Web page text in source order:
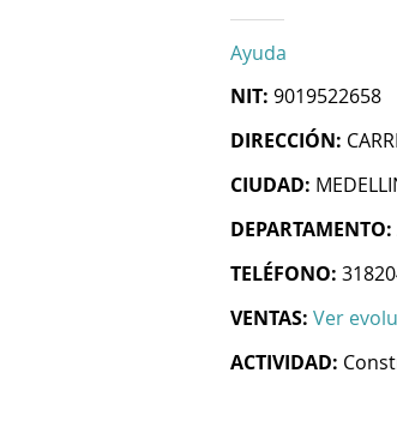
Ayuda
NIT: 9019522658
DIRECCIÓN:
CIUDAD:
DEPARTAMENTO:
TELÉFONO:
VENTAS: Ver
ACTIVIDAD: